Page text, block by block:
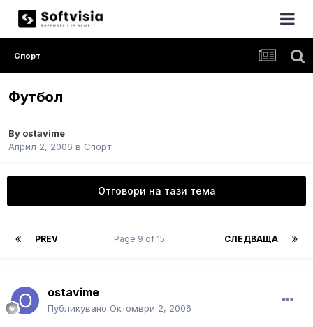
Спорт
Футбол
By ostavime
Април 2, 2006 в Спорт
Отговори на тази тема
PREV СЛЕДВАЩА
Page 9 of 15
ostavime
Публикувано Октомври 2, 2006